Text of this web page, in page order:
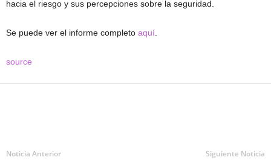
hacia el riesgo y sus percepciones sobre la seguridad.
Se puede ver el informe completo aquí.
source
Noticia Anterior Siguiente Noticia